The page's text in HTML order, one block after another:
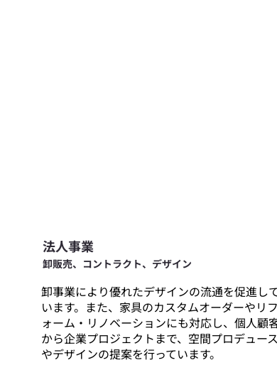
法人事業
卸販売、コントラクト、デザイン
卸事業により優れたデザインの流通を促進し
います。また、家具のカスタムオーダーやリフ
ォーム・リノベーションにも対応し、個人顧
から企業プロジェクトまで、空間プロデュース
やデザインの提案を行っています。